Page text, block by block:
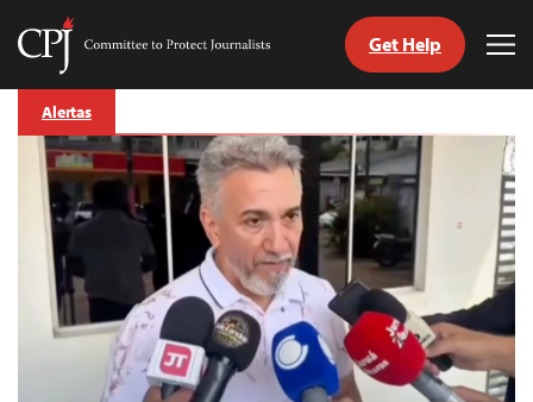
Skip
content
Committee
Journalists
Get Help
Alertas